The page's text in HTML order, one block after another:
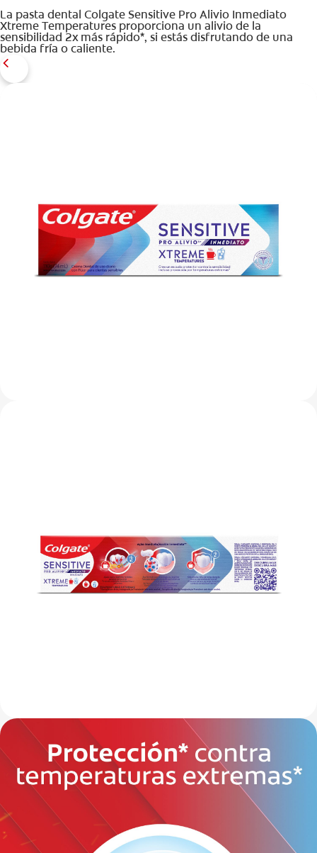
La pasta dental Colgate Sensitive Pro Alivio Inmediato
Xtreme Temperatures proporciona un alivio de la
sensibilidad 2x más rápido*, si estás disfrutando de una
bebida fría o caliente.